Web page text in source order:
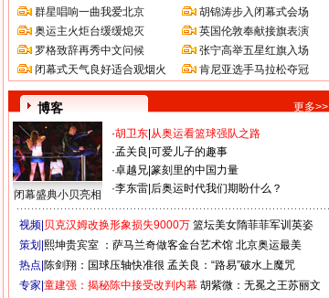
群星唱响一曲我爱北京
奥运主火炬台缓缓熄灭
罗格致辞再秀中文问候
闭幕式天气良好适合观烟火
胡锦涛步入闭幕式会场
英国伦敦奉献接旗表演
张宁高举五星红旗入场
肯尼亚选手马拉松夺冠
博客 更多>>
闭幕盛典小贝亮相
·胡卫东 从奥运看篮球强队之路
·孟关良 可爱儿子的趣事
·卓越兄 篆刻里的中国力量
·李东雷 后奥运时代我们期盼什么？
视频| 贝克汉姆改换形象损失9000万 篮坛美女隋菲菲军训英姿
策划| 熙坤贵宾室 ：萨马兰奇做客金台艺术馆 北京奥运最美
热点| 陈剑翔：国球压轴快准很 孟关良：“路易”破水上魔咒
专家| 童建强：揭秘陈中接受改判内幕 胡紫微：无冕之王苏丽文